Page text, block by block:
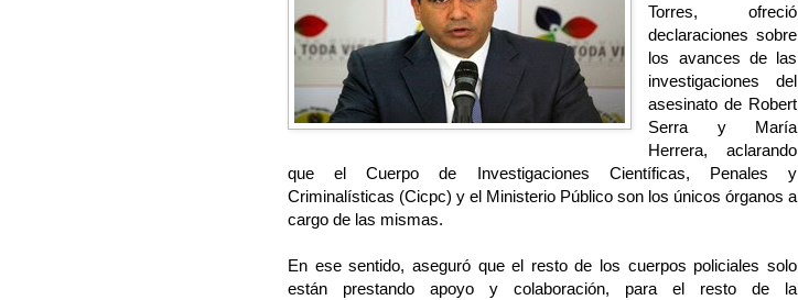
Torres, ofreció
declaraciones sobre
los avances de las
investigaciones del
asesinato de Robert
Serra y María
Herrera, aclarando
que el Cuerpo de Investigaciones Científicas, Penales y
Criminalísticas (Cicpc) y el Ministerio Público son los únicos órganos a
cargo de las mismas.
En ese sentido, aseguró que el resto de los cuerpos policiales solo
están prestando apoyo y colaboración, para el resto de la